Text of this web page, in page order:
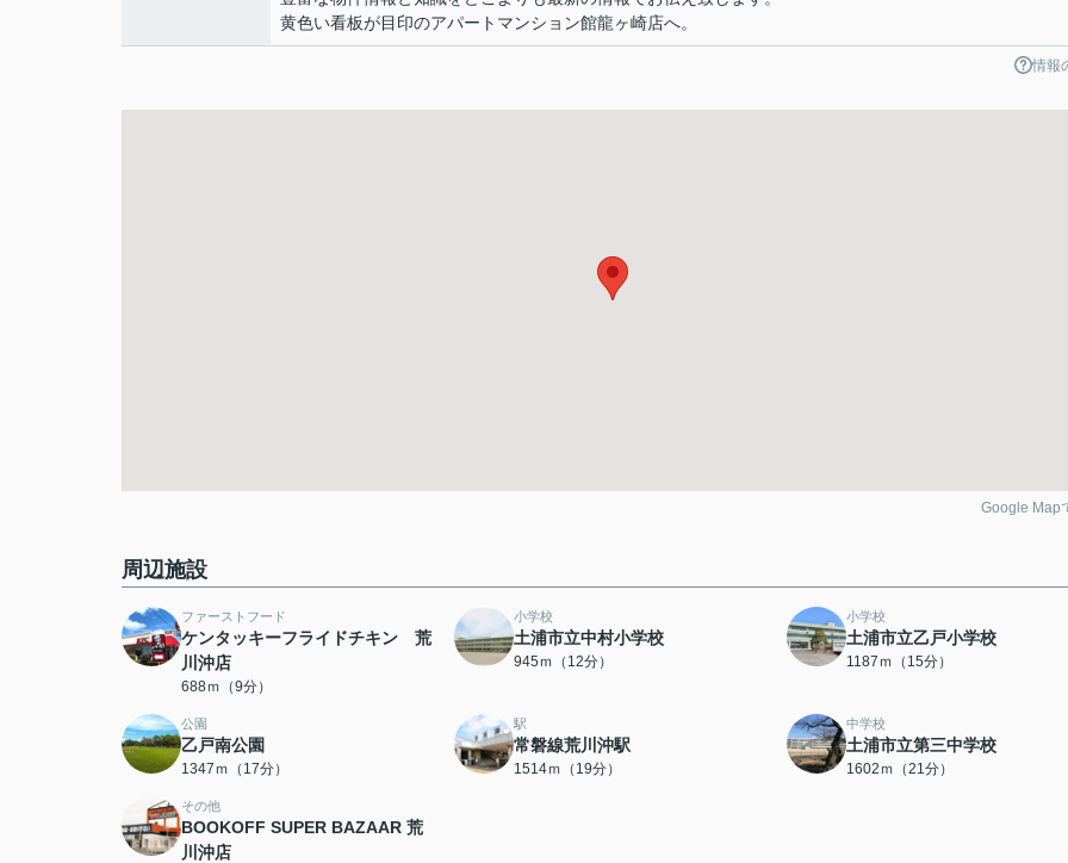
黄色い看板が目印のアパートマンション館龍ヶ崎店へ。
情報
Google Map
周辺施設
ファーストフード
ケンタッキーフライドチキン 荒
川沖店
688ｍ（9分）
小学校
土浦市立中村小学校
945ｍ（12分）
小学校
土浦市立乙戸小学校
1187ｍ（15分）
公園
乙戸南公園
1347ｍ（17分）
駅
常磐線荒川沖駅
1514ｍ（19分）
中学校
土浦市立第三中学校
1602ｍ（21分）
その他
BOOKOFF SUPER BAZAAR 荒
川沖店